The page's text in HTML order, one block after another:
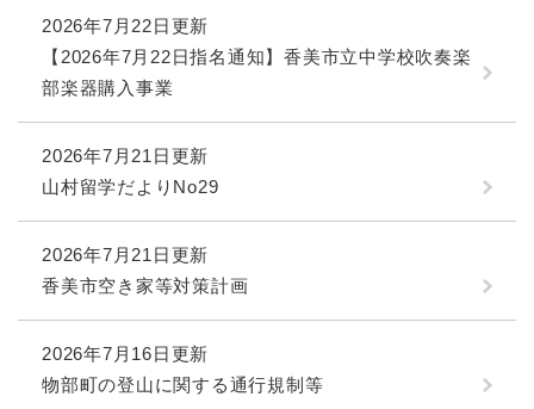
2026年7月22日更新
【2026年7月22日指名通知】香美市立中学校吹奏楽
部楽器購入事業
2026年7月21日更新
山村留学だよりNo29
2026年7月21日更新
香美市空き家等対策計画
2026年7月16日更新
物部町の登山に関する通行規制等